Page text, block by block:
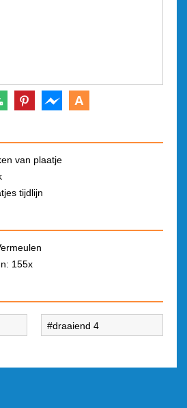
A
van plaatje
tijdlijn
155x
draaiend 4